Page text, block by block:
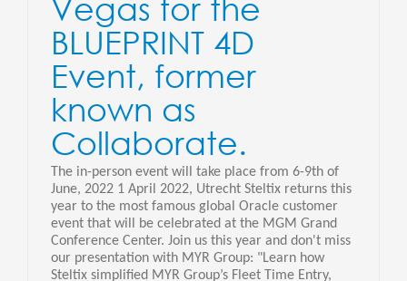
Vegas for the
BLUEPRINT 4D
Event, former
known as
Collaborate.
The in-person event will take place from 6-9th of
June, 2022 1 April 2022, Utrecht Steltix returns this
year to the most famous global Oracle customer
event that will be celebrated at the MGM Grand
Conference Center. Join us this year and don't miss
our presentation with MYR Group: "Learn how
Steltix simplified MYR Group’s Fleet Time Entry,